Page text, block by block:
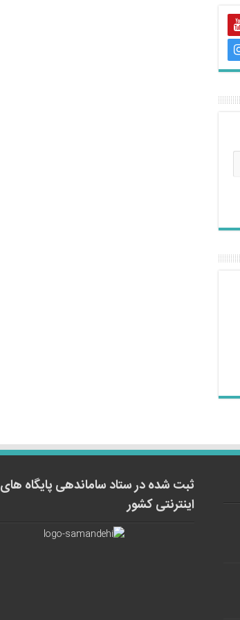
ثبت شده در ستاد ساماندهی پایگاه های
اینترنتی کشور